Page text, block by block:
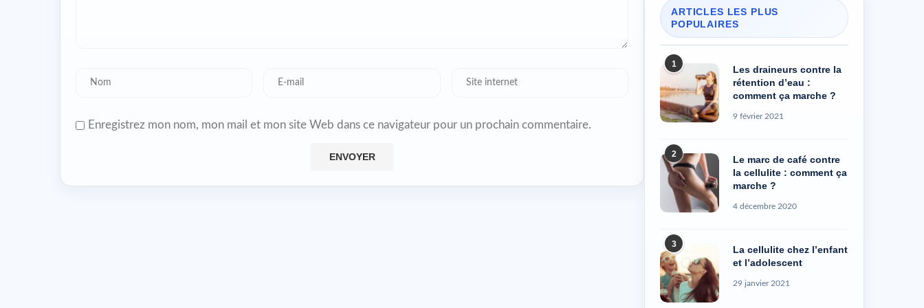
Enregistrez mon nom, mon mail et mon site Web dans ce navigateur pour un prochain commentaire.
ARTICLES LES PLUS
POPULAIRES
1
Les draineurs contre la
rétention d’eau :
comment ça marche ?
9 février 2021
2
Le marc de café contre
la cellulite : comment ça
marche ?
4 décembre 2020
3
La cellulite chez l’enfant
et l’adolescent
29 janvier 2021